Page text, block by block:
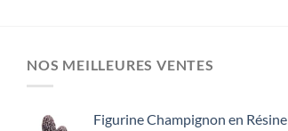
NOS MEILLEURES VENTES
Figurine Champignon en